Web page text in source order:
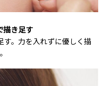
描き足す
す。力を入れずに優しく描